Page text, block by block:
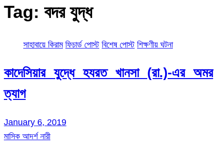
Tag: বদর যুদ্ধ
সাহাবায়ে কিরাম ফিচার্ড পোস্ট বিশেষ পোস্ট শিক্ষণীয় ঘটনা
কাদেসিয়ার যুদ্ধে হযরত খানসা (রা.)-এর অমর
ত্যাগ
January 6, 2019
মাসিক আদর্শ নারী